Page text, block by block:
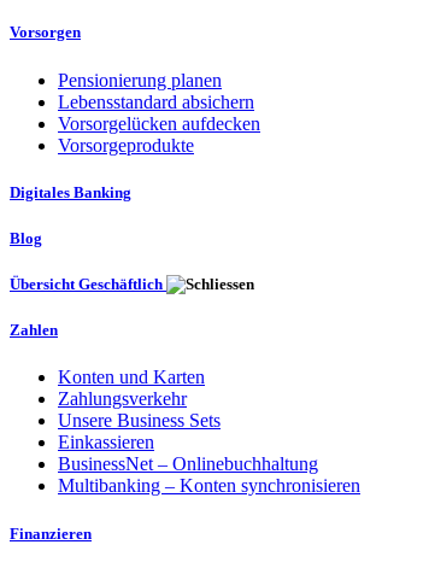
Vorsorgen
Pensionierung planen
Lebensstandard absichern
Vorsorgelücken aufdecken
Vorsorgeprodukte
Digitales Banking
Blog
Übersicht Geschäftlich
Zahlen
Konten und Karten
Zahlungsverkehr
Unsere Business Sets
Einkassieren
BusinessNet – Onlinebuchhaltung
Multibanking – Konten synchronisieren
Finanzieren